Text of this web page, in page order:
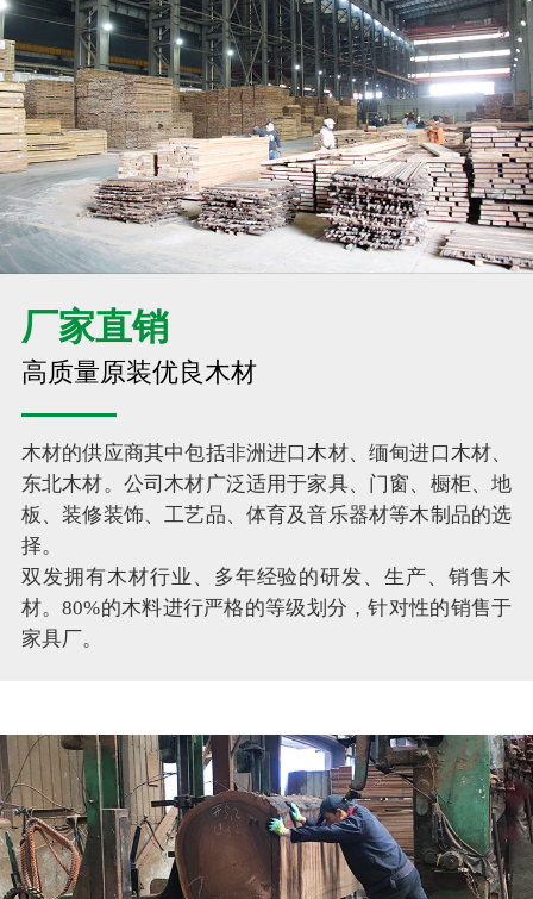
厂家直销
高质量原装优良木材
木材的供应商其中包括非洲进口木材、缅甸进口木材、
东北木材。公司木材广泛适用于家具、门窗、橱柜、地
板、装修装饰、工艺品、体育及音乐器材等木制品的选
择。
双发拥有木材行业、多年经验的研发、生产、销售木
材。80%的木料进行严格的等级划分，针对性的销售于
家具厂。